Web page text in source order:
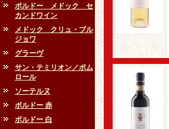
ボルドー メドック セ
カンドワイン
メドック クリュ・ブル
ジョワ
グラーヴ
サン・テミリオン／ポム
ロール
ソーテルヌ
ボルドー 赤
ボルドー 白